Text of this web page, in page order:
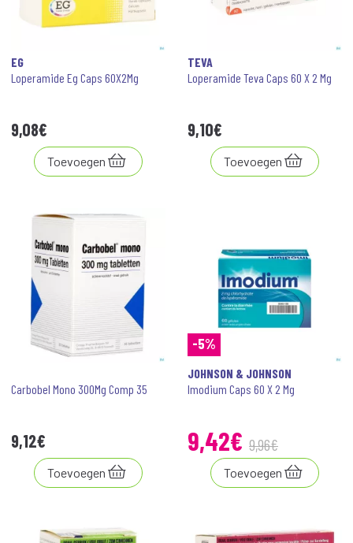
EG
Loperamide Eg Caps 60X2Mg
9,08€
Toevoegen
TEVA
Loperamide Teva Caps 60 X 2 Mg
9,10€
Toevoegen
Carbobel Mono 300Mg Comp 35
9,12€
Toevoegen
-5%
JOHNSON & JOHNSON
Imodium Caps 60 X 2 Mg
9,42€ 9,96€
Toevoegen